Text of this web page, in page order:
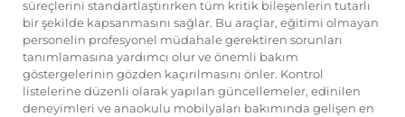
süreçlerini standartlaştırırken tüm kritik bileşenlerin tutarlı
bir şekilde kapsanmasını sağlar. Bu araçlar, eğitimi olmayan
personelin profesyonel müdahale gerektiren sorunları
tanımlamasına yardımcı olur ve önemli bakım
göstergelerinin gözden kaçırılmasını önler. Kontrol
listelerine düzenli olarak yapılan güncellemeler, edinilen
deneyimleri ve anaokulu mobilyaları bakımında gelişen en